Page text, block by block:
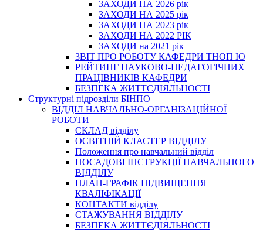
ЗАХОДИ НА 2026 рік
ЗАХОДИ НА 2025 рік
ЗАХОДИ НА 2023 рік
ЗАХОДИ НА 2022 РІК
ЗАХОДИ на 2021 рік
3BIT ПРО РОБОТУ КАФЕДРИ ТНОП ІО
РЕЙТИНГ НАУКОВО-ПЕДАГОГІЧНИХ
ПРАЦІВНИКІВ КАФЕДРИ
БЕЗПЕКА ЖИТТЄДІЯЛЬНОСТІ
Структурні підрозділи БІНПО
ВІДДІЛ НАВЧАЛЬНО-ОРГАНІЗАЦІЙНОЇ
РОБОТИ
СКЛАД відділу
ОСВІТНІЙ КЛАСТЕР ВІДДІЛУ
Положення про навчальний вiддiл
ПОСАДОВІ ІНСТРУКЦІЇ НАВЧАЛЬНОГО
ВІДДІЛУ
ПЛАН-ГРАФІК ПІДВИЩЕННЯ
КВАЛІФІКАЦІЇ
КОНТАКТИ відділу
СТАЖУВАННЯ ВІДДІЛУ
БЕЗПЕКА ЖИТТЄДІЯЛЬНОСТІ